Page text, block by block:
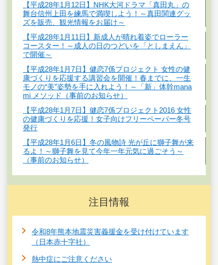
【平成28年1月12日】NHK大河ドラマ「真田丸」の
舞台信州上田を練馬で満喫しよう！～真田関連グッ
ズを販売、観光情報をお届け～
【平成28年1月11日】新成人が晴れ着姿でローラー
コースター！～成人の日のつどいを「としまえん」
で開催～
【平成28年1月7日】健恋7係プロジェクト 女性の健
康づくりを応援する講習会を開催！春までに、一生
モノの“美”姿勢を手に入れよう！～「新」体幹mana
mi メソッド（事前のお知らせ）
【平成28年1月7日】健恋7係プロジェクト2016 女性
の健康づくりを応援！女子向けフリーペーパー冬号
発行
【平成28年1月6日】冬の風物詩 光が丘に獅子舞が来
るよ！～獅子舞を見て今年一年元気に過ごそう～
（事前のお知らせ）
注目情報
令和8年熊本地震災害義援金を受け付けています
（日本赤十字社）
熱中症にご注意ください